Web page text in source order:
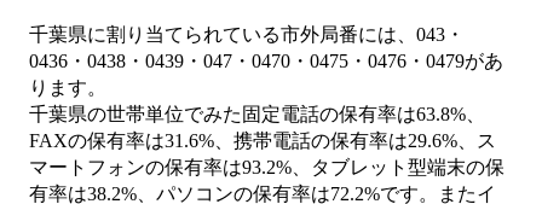
千葉県に割り当てられている市外局番には、043・
0436・0438・0439・047・0470・0475・0476・0479があ
ります。
千葉県の世帯単位でみた固定電話の保有率は63.8%、
FAXの保有率は31.6%、携帯電話の保有率は29.6%、ス
マートフォンの保有率は93.2%、タブレット型端末の保
有率は38.2%、パソコンの保有率は72.2%です。またイ